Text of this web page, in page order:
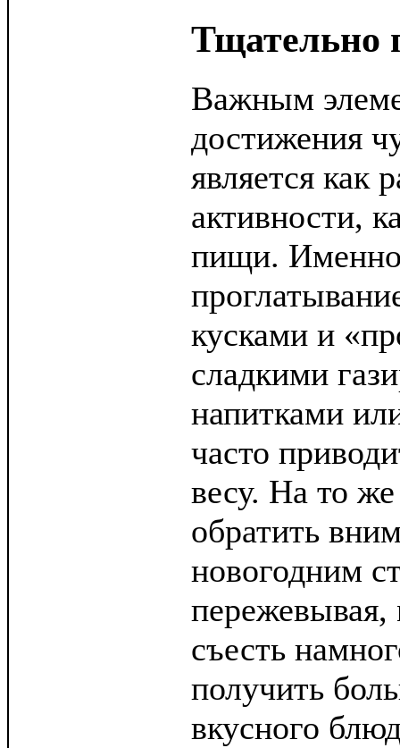
Тщательно
Важным
достижения
является как
активности,
пищи. Именно
кусками и
сладкими
напитками
часто
весу. На то
обратить
новогодним
пережевывая,
съесть
получить
вкусного